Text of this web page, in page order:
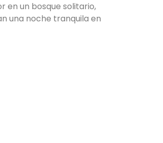
en un bosque solitario,
una noche tranquila en